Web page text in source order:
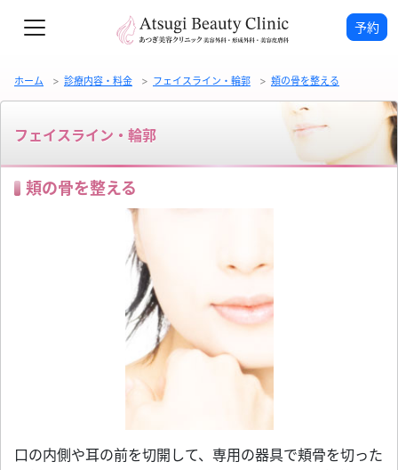
予約
ホーム 診療内容・料金 フェイスライン・輪郭 頬の骨を整える
フェイスライン・輪郭
頬の骨を整える
口の内側や耳の前を切開して、専用の器具で頬骨を切った